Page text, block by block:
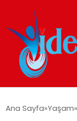
Ana Sayfa Yaşam